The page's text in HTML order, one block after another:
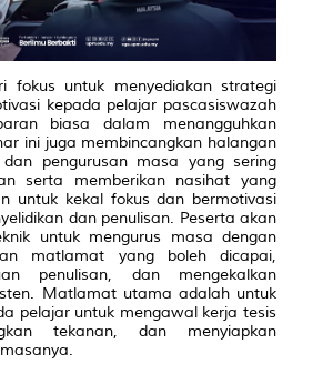
fokus untuk menyediakan strategi
kepada pelajar pascasiswazah
biasa dalam menangguhkan
ini juga membincangkan halangan
dan pengurusan masa yang sering
serta memberikan nasihat yang
untuk kekal fokus dan bermotivasi
dan penulisan. Peserta akan
untuk mengurus masa dengan
matlamat yang boleh dicapai,
penulisan, dan mengekalkan
Matlamat utama adalah untuk
pelajar untuk mengawal kerja tesis
tekanan, dan menyiapkan